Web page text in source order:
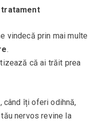
tratament
vindecă prin mai multe
.
că ai trăit prea
când îți oferi odihnă,
nervos revine la